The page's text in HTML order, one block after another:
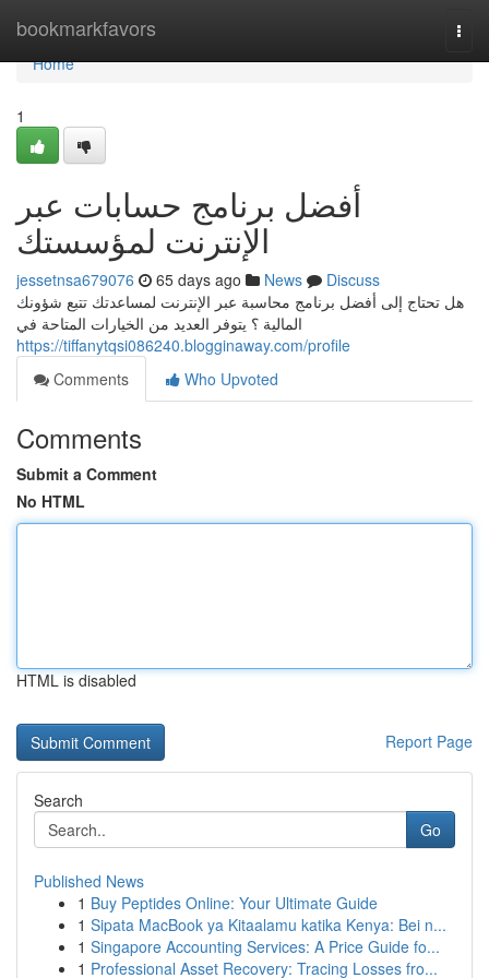
bookmarkfavors
Home
Home
1
أفضل برنامج حسابات عبر
الإنترنت لمؤسستك
jessetnsa679076 65 days ago News
Discuss
هل تحتاج إلى أفضل برنامج محاسبة عبر الإنترنت لمساعدتك تتبع شؤونك
المالية ؟ يتوفر العديد من الخيارات المتاحة في
https://tiffanytqsi086240.blogginaway.com/profile
Comments
Who Upvoted
Comments
Submit a Comment
No HTML
HTML is disabled
Report Page
Search
Go
Published News
1 Buy Peptides Online: Your Ultimate Guide
1 Sipata MacBook ya Kitaalamu katika Kenya: Bei n...
1 Singapore Accounting Services: A Price Guide fo...
1 Professional Asset Recovery: Tracing Losses fro...